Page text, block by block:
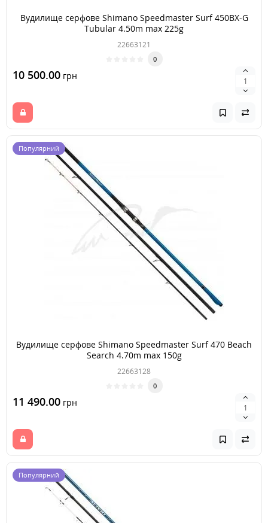
Вудилище серфове Shimano Speedmaster Surf 450BX-G
Tubular 4.50m max 225g
22663121
0
10 500.00 грн
Популярний
Вудилище серфове Shimano Speedmaster Surf 470 Beach
Search 4.70m max 150g
22663128
0
11 490.00 грн
Популярний